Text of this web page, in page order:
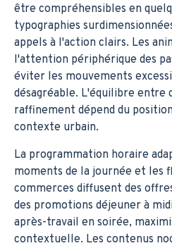
être compréhensibles en
typographies
appels à l'action clairs. Les
l'attention périphérique des
éviter les mouvements
désagréable. L'équilibre entre
raffinement dépend du
contexte urbain.
La programmation horaire
moments de la journée et les
commerces diffusent des
des promotions déjeuner à
après-travail en soirée,
contextuelle. Les contenus